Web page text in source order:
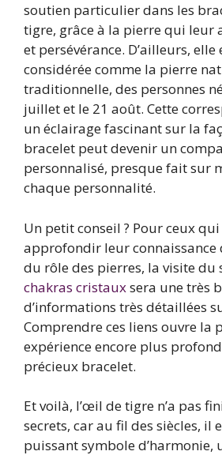
soutien particulier dans les
tigre, grâce à la pierre qui leur
et persévérance. D’ailleurs,
considérée comme la pierre
traditionnelle, des personnes
juillet et le 21 août. Cette
un éclairage fascinant sur la
bracelet peut devenir un
personnalisé, presque fait sur
chaque personnalité.
Un petit conseil ? Pour ceux
approfondir leur connaissance
du rôle des pierres, la visite du
chakras cristauxsera une très
d’informations très détaillées
Comprendre ces liens ouvre la
expérience encore plus
précieux bracelet.
Et voilà, l’œil de tigre n’a pas
secrets, car au fil des siècles, il
puissant symbole d’harmonie,